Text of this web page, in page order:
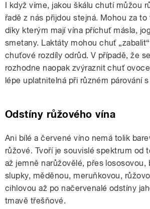
I když víme, jakou škálu chutí můžou
řadě z nás přijdou stejná. Mohou za to
díky kterým mají vína příchuť másla,
smetany. Laktáty mohou chuť
chuťové rozdíly odrůd. V případě, že
rozhodne naopak zvýraznit chuť
lépe uplatnitelná při různém párování
Odstíny růžového vína
Ani bílé a červené víno nemá tolik
růžové. Tvoří je souvislé spektrum od
až jemně narůžovělé, přes lososovou,
slupky, měděnou, meruňkovou,
cihlovou až po načervenalé odstíny
tmavě třešňové.